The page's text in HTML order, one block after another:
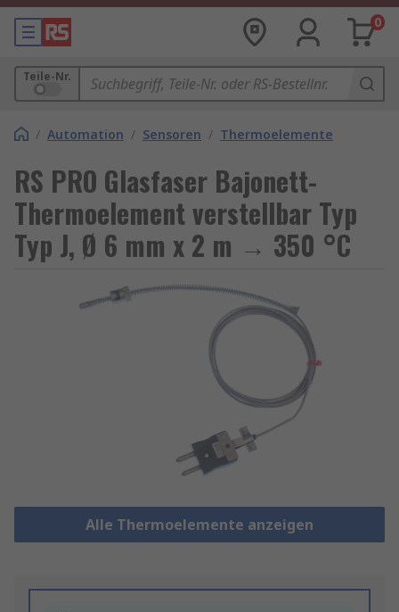
0
Teile-Nr.
/ Automation / Sensoren / Thermoelemente
RS PRO Glasfaser Bajonett-
Thermoelement verstellbar Typ
Typ J, Ø 6 mm x 2 m → 350 °C
Alle Thermoelemente anzeigen